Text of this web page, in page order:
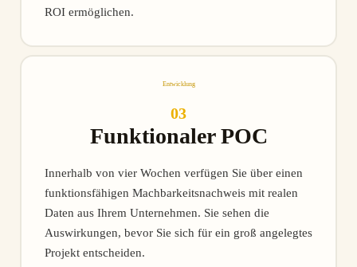
ROI ermöglichen.
Entwicklung
03
Funktionaler POC
Innerhalb von vier Wochen verfügen Sie über einen
funktionsfähigen Machbarkeitsnachweis mit realen
Daten aus Ihrem Unternehmen. Sie sehen die
Auswirkungen, bevor Sie sich für ein groß angelegtes
Projekt entscheiden.